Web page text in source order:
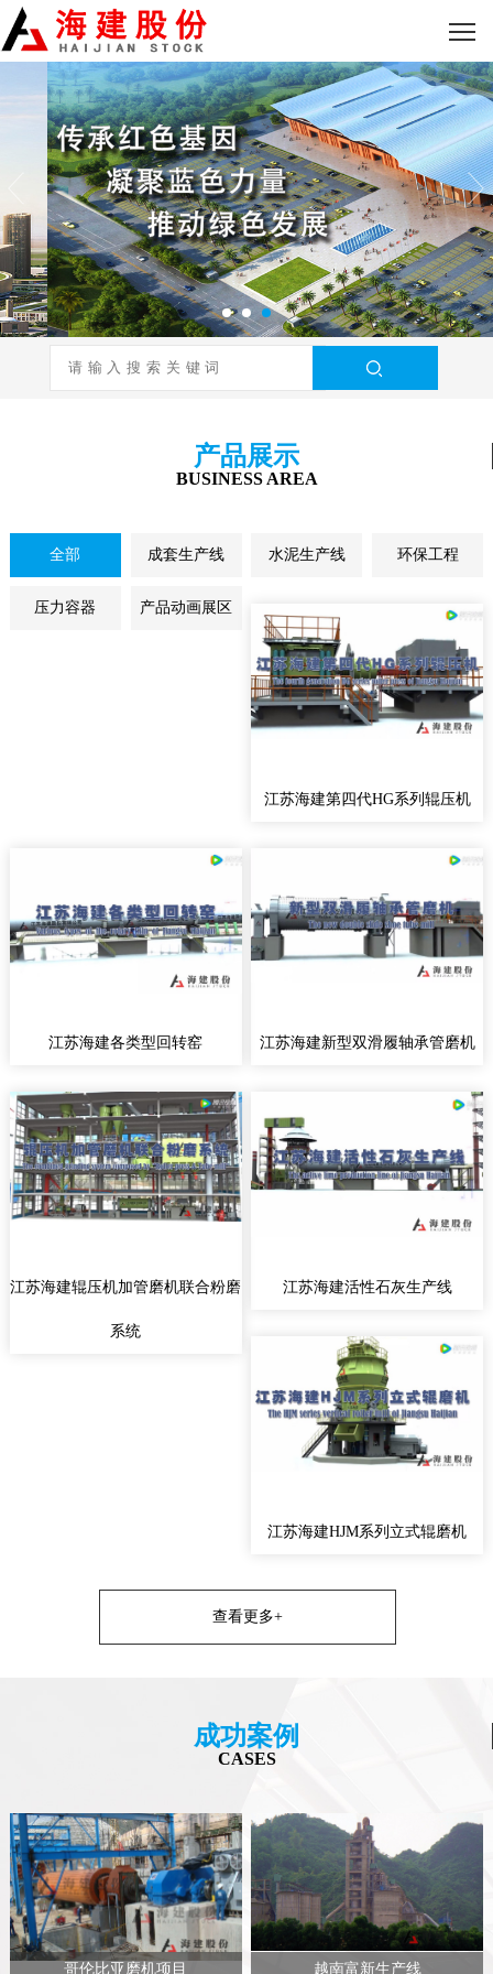
产品展示
BUSINESS AREA
全部 成套生产线 水泥生产线 环保工程
压力容器 产品动画展区
江苏海建第四代HG系列辊压机
江苏海建各类型回转窑 江苏海建新型双滑履轴承管磨机
江苏海建辊压机加管磨机联合粉磨
系统
江苏海建活性石灰生产线
江苏海建HJM系列立式辊磨机
查看更多+
成功案例
CASES
哥伦比亚磨机项目 越南富新生产线